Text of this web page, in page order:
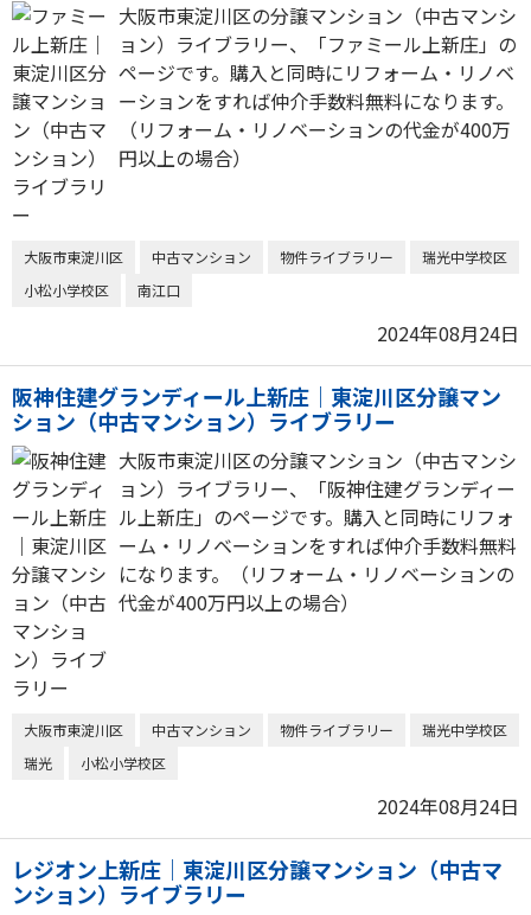
大阪市東淀川区の分譲マンション（中古マンシ
ョン）ライブラリー、「ファミール上新庄」の
ページです。購入と同時にリフォーム・リノベ
ーションをすれば仲介手数料無料になります。
（リフォーム・リノベーションの代金が400万
円以上の場合）
大阪市東淀川区 中古マンション 物件ライブラリー
瑞光中学校区
小松小学校区
南江口
2024年08月24日
阪神住建グランディール上新庄｜東淀川区分譲マン
ション（中古マンション）ライブラリー
大阪市東淀川区の分譲マンション（中古マンシ
ョン）ライブラリー、「阪神住建グランディー
ル上新庄」のページです。購入と同時にリフォ
ーム・リノベーションをすれば仲介手数料無料
になります。（リフォーム・リノベーションの
代金が400万円以上の場合）
大阪市東淀川区 中古マンション 物件ライブラリー
瑞光中学校区
瑞光
小松小学校区
2024年08月24日
レジオン上新庄｜東淀川区分譲マンション（中古マ
ンション）ライブラリー